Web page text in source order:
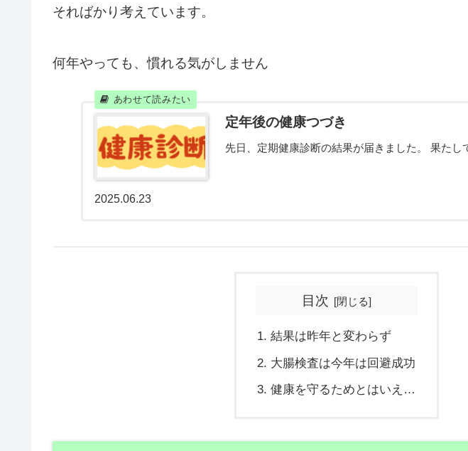
そればかり考えています。
何年やっても、慣れる気がしません
定年後の健康つづき
先日、定期健康診断の結果が届きました。 果た
2025.06.23
目次
結果は昨年と変わらず
大腸検査は今年は回避成功
健康を守るためとはいえ…